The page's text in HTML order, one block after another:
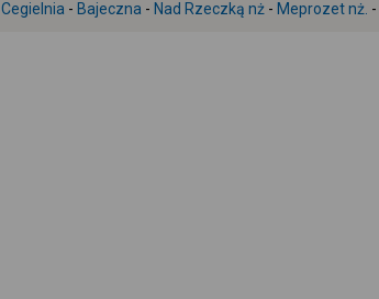
Cegielnia - Bajeczna - Nad Rzeczką nż - Meprozet nż. -